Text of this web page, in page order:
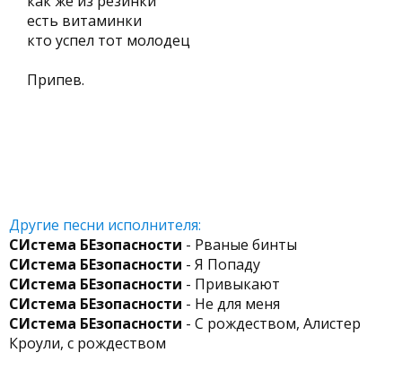
есть витаминки
кто успел тот молодец
Припев.
Другие песни исполнителя:
СИстема БЕзопасности - Рваные бинты
СИстема БЕзопасности - Я Попаду
СИстема БЕзопасности - Привыкают
СИстема БЕзопасности - Не для меня
СИстема БЕзопасности - С рождеством, Алистер
Кроули, с рождеством